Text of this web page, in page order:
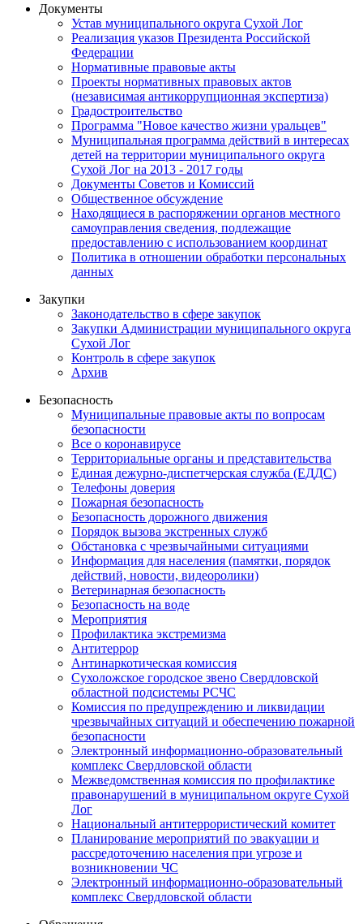
Документы
Устав муниципального округа Сухой Лог
Реализация указов Президента Российской
Федерации
Нормативные правовые акты
Проекты нормативных правовых актов
(независимая антикоррупционная экспертиза)
Градостроительство
Программа "Новое качество жизни уральцев"
Муниципальная программа действий в интересах
детей на территории муниципального округа
Сухой Лог на 2013 - 2017 годы
Документы Советов и Комиссий
Общественное обсуждение
Находящиеся в распоряжении органов местного
самоуправления сведения, подлежащие
предоставлению с использованием координат
Политика в отношении обработки персональных
данных
Закупки
Законодательство в сфере закупок
Закупки Администрации муниципального округа
Сухой Лог
Контроль в сфере закупок
Архив
Безопасность
Муниципальные правовые акты по вопросам
безопасности
Все о коронавирусе
Территориальные органы и представительства
Единая дежурно-диспетчерская служба (ЕДДС)
Телефоны доверия
Пожарная безопасность
Безопасность дорожного движения
Порядок вызова экстренных служб
Обстановка с чрезвычайными ситуациями
Информация для населения (памятки, порядок
действий, новости, видеоролики)
Ветеринарная безопасность
Безопасность на воде
Мероприятия
Профилактика экстремизма
Антитеррор
Антинаркотическая комиссия
Сухоложское городское звено Свердловской
областной подсистемы РСЧС
Комиссия по предупреждению и ликвидации
чрезвычайных ситуаций и обеспечению пожарной
безопасности
Электронный информационно-образовательный
комплекс Cвердловской области
Межведомственная комиссия по профилактике
правонарушений в муниципальном округе Сухой
Лог
Национальный антитеррористический комитет
Планирование мероприятий по эвакуации и
рассредоточению населения при угрозе и
возникновении ЧС
Электронный информационно-образовательный
комплекс Свердловской области